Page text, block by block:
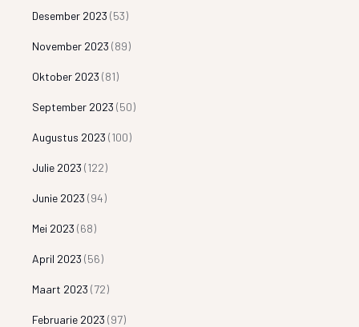
Desember 2023 (53)
November 2023 (89)
Oktober 2023 (81)
September 2023 (50)
Augustus 2023 (100)
Julie 2023 (122)
Junie 2023 (94)
Mei 2023 (68)
April 2023 (56)
Maart 2023 (72)
Februarie 2023 (97)